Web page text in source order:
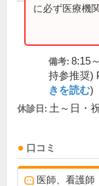
に必ず医療機
備考: 8:15
持参推奨)
きを読む)
休診日: 土～日・
口コミ
医師、看護師